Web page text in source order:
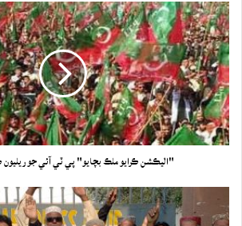
"اليڪشن ڪرايو ملڪ بچايو" پي ٽي آئي جو